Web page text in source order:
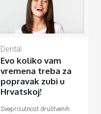
Dental
Evo koliko vam
vremena treba za
popravak zubi u
Hrvatskoj!
Sveprisutnost društvenih